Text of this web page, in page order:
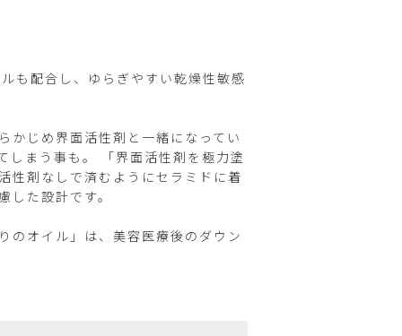
も配合し、ゆらぎやすい乾燥性敏感
かじめ界面活性剤と一緒になってい
しまう事も。 「界面活性剤を極力塗
性剤なしで済むようにセラミドに着
た設計です。
のオイル」は、美容医療後のダウン